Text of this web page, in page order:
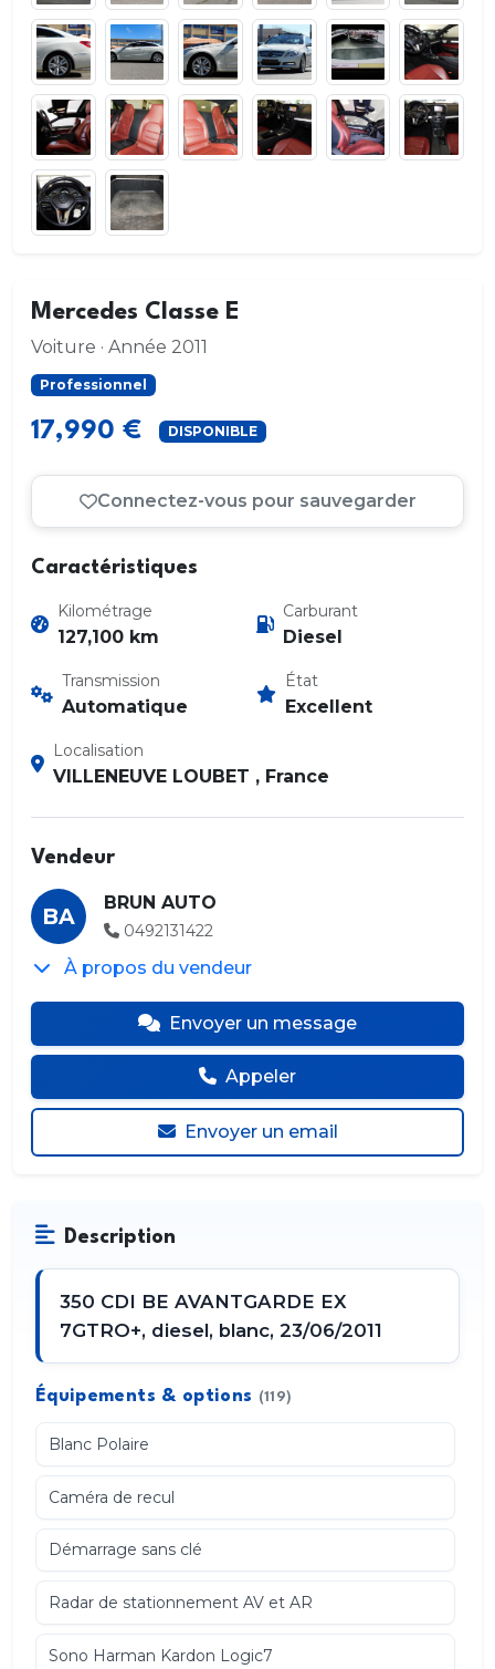
Mercedes Classe E
Voiture · Année 2011
Professionnel
17,990 € DISPONIBLE
Connectez-vous pour sauvegarder
Caractéristiques
Kilométrage
127,100 km
Carburant
Diesel
Transmission
Automatique
État
Excellent
Localisation
VILLENEUVE LOUBET , France
Vendeur
BA
BRUN AUTO
0492131422
À propos du vendeur
Envoyer un message
Appeler
Envoyer un email
Description
350 CDI BE AVANTGARDE EX
7GTRO+, diesel, blanc, 23/06/2011
Équipements & options (119)
Blanc Polaire
Caméra de recul
Démarrage sans clé
Radar de stationnement AV et AR
Sono Harman Kardon Logic7